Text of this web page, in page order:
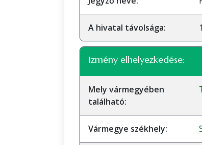
A hivatal távolsága:
Izmény elhelyezkedése:
Mely vármegyében
található:
Vármegye székhely: